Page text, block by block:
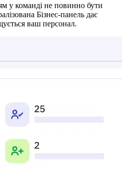
у команді не повинно бути
Бізнес-панель дає
ваш персонал.